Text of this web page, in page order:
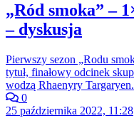
„Ród smoka” –
– dyskusja
Pierwszy sezon „Rodu
tytuł, finałowy odcinek
wodzą Rhaenyry
0
25 października 2022, 11:28